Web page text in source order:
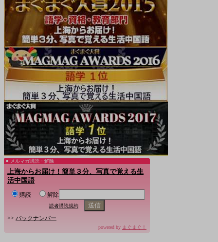
メルマガ購読・解除
上海からお届け！簡単３分、写真で覚える生
活中国語
購読 解除
読者購読規約
>> バックナンバー
powered by まぐまぐ！